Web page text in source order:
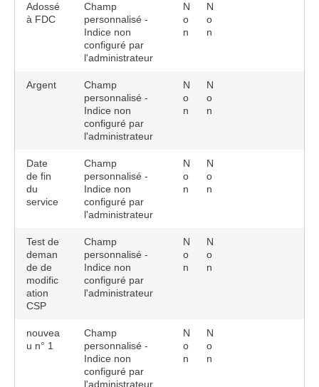
Adossé
à FDC
Champ
personnalisé -
Indice non
configuré par
l'administrateur
N
o
n
N
o
n
Argent
Champ
personnalisé -
Indice non
configuré par
l'administrateur
N
o
n
N
o
n
Date
de fin
du
service
Champ
personnalisé -
Indice non
configuré par
l'administrateur
N
o
n
N
o
n
Test de
deman
de de
modific
ation
CSP
Champ
personnalisé -
Indice non
configuré par
l'administrateur
N
o
n
N
o
n
nouvea
u n° 1
Champ
personnalisé -
Indice non
configuré par
l'administrateur
N
o
n
N
o
n